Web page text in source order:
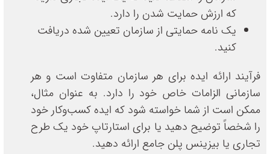
که ارزش حمایت شدن را دارد.
یک نامه حمایتی از سازمان تعیین شده دریافت
کنید.
فرآیند ارائه ایده برای هر سازمان متفاوت است و هر
سازمانی الزامات خاص خود را دارد. به عنوان مثال،
ممکن است از شما خواسته شود که ایده کسب‌وکار خود
را شخصاً توضیح دهید یا برای استارتاپ خود یک طرح
تجاری یا بیزینس پلن جامع ارائه دهید.